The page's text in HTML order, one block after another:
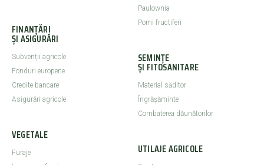
FINANȚĂRI
ȘI ASIGURĂRI
Subvenții agricole
Fonduri europene
Credite bancare
Asigurări agricole
VEGETALE
Furaje
Paulownia
Pomi fructiferi
SEMINȚE
ȘI FITOSANITARE
Material săditor
Îngrășăminte
Combaterea dăunătorilor
UTILAJE AGRICOLE